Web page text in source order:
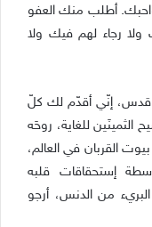
أطلب منك العفو
ولا رجاء لهم فيك ولا
قدس، إنّي أقدّم لك كلّ
للغاية، روحَه
القربان في العالم،
إستحقاقات قلبه
من الدنس، أرجو